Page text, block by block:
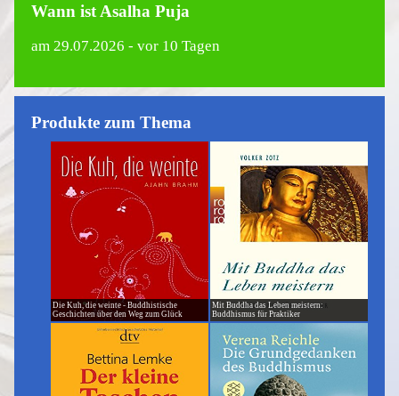
Wann ist Asalha Puja
am 29.07.2026 - vor 10 Tagen
Produkte zum Thema
Die Kuh, die weinte - Buddhistische
Geschichten über den Weg zum Glück
Mit Buddha das Leben meistern:
Buddhismus für Praktiker